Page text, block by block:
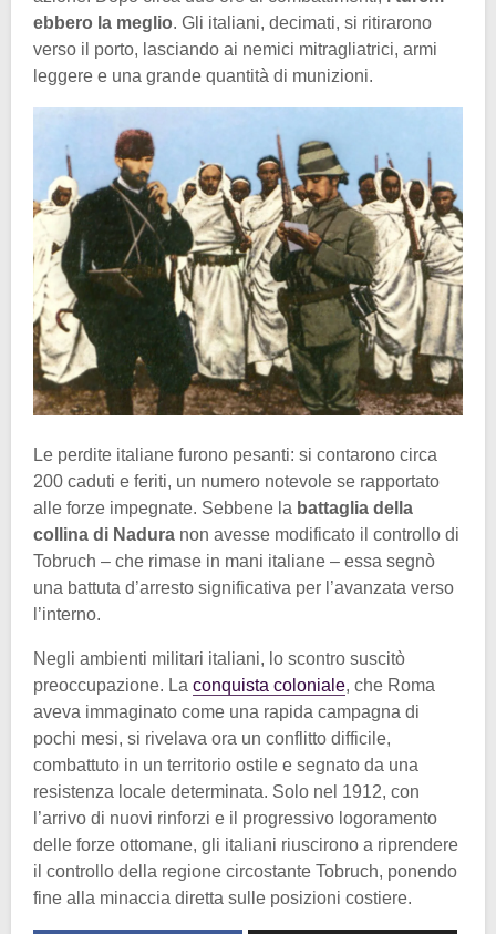
ebbero la meglio. Gli italiani, decimati, si ritirarono
verso il porto, lasciando ai nemici mitragliatrici, armi
leggere e una grande quantità di munizioni.
Le perdite italiane furono pesanti: si contarono circa
200 caduti e feriti, un numero notevole se rapportato
alle forze impegnate. Sebbene la battaglia della
collina di Nadura non avesse modificato il controllo di
Tobruch – che rimase in mani italiane – essa segnò
una battuta d’arresto significativa per l’avanzata verso
l’interno.
Negli ambienti militari italiani, lo scontro suscitò
preoccupazione. La conquista coloniale, che Roma
aveva immaginato come una rapida campagna di
pochi mesi, si rivelava ora un conflitto difficile,
combattuto in un territorio ostile e segnato da una
resistenza locale determinata. Solo nel 1912, con
l’arrivo di nuovi rinforzi e il progressivo logoramento
delle forze ottomane, gli italiani riuscirono a riprendere
il controllo della regione circostante Tobruch, ponendo
fine alla minaccia diretta sulle posizioni costiere.